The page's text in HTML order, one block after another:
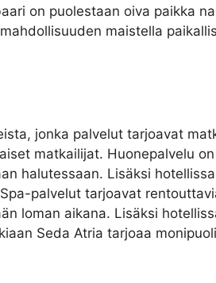
on puolestaan oiva paikka
maistella
jonka palvelut tarjoavat
matkailijat. Huonepalvelu
halutessaan. Lisäksi
palvelut tarjoavat
loman aikana. Lisäksi
Seda Atria tarjoaa